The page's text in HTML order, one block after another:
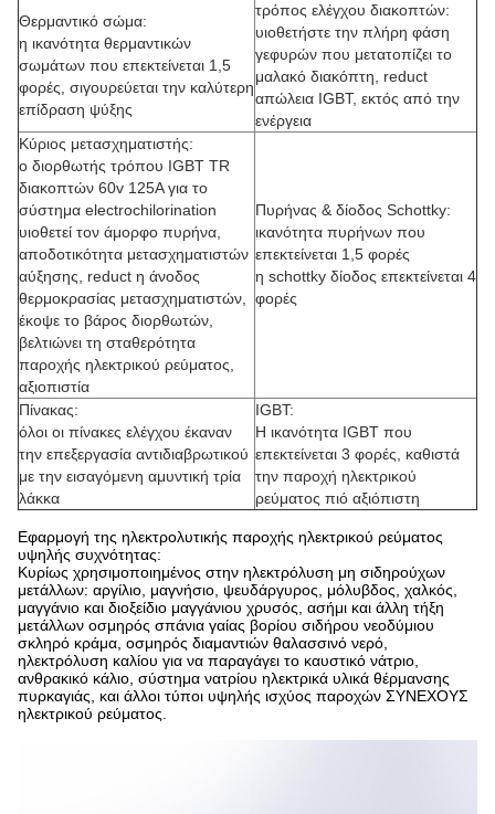
Θερμαντικό σώμα:
η ικανότητα θερμαντικών
σωμάτων που επεκτείνεται 1,5
φορές, σιγουρεύεται την καλύτερη
επίδραση ψύξης
τρόπος ελέγχου διακοπτών:
υιοθετήστε την πλήρη φάση
γεφυρών που μετατοπίζει το
μαλακό διακόπτη, reduct
απώλεια IGBT, εκτός από την
ενέργεια
Κύριος μετασχηματιστής:
ο διορθωτής τρόπου IGBT TR
διακοπτών 60v 125A για το
σύστημα electrochilorination
υιοθετεί τον άμορφο πυρήνα,
αποδοτικότητα μετασχηματιστών
αύξησης, reduct η άνοδος
θερμοκρασίας μετασχηματιστών,
έκοψε το βάρος διορθωτών,
βελτιώνει τη σταθερότητα
παροχής ηλεκτρικού ρεύματος,
αξιοπιστία
Πυρήνας & δίοδος Schottky:
ικανότητα πυρήνων που
επεκτείνεται 1,5 φορές
η schottky δίοδος επεκτείνεται 4
φορές
Πίνακας:
όλοι οι πίνακες ελέγχου έκαναν
την επεξεργασία αντιδιαβρωτικού
με την εισαγόμενη αμυντική τρία
λάκκα
IGBT:
Η ικανότητα IGBT που
επεκτείνεται 3 φορές, καθιστά
την παροχή ηλεκτρικού
ρεύματος πιό αξιόπιστη
Εφαρμογή της ηλεκτρολυτικής παροχής ηλεκτρικού ρεύματος
υψηλής συχνότητας:
Κυρίως χρησιμοποιημένος στην ηλεκτρόλυση μη σιδηρούχων
μετάλλων: αργίλιο, μαγνήσιο, ψευδάργυρος, μόλυβδος, χαλκός,
μαγγάνιο και διοξείδιο μαγγάνιου χρυσός, ασήμι και άλλη τήξη
μετάλλων οσμηρός σπάνια γαίας βορίου σιδήρου νεοδύμιου
σκληρό κράμα, οσμηρός διαμαντιών θαλασσινό νερό,
ηλεκτρόλυση καλίου για να παραγάγει το καυστικό νάτριο,
ανθρακικό κάλιο, σύστημα νατρίου ηλεκτρικά υλικά θέρμανσης
πυρκαγιάς, και άλλοι τύποι υψηλής ισχύος παροχών ΣΥΝΕΧΟΥΣ
ηλεκτρικού ρεύματος.